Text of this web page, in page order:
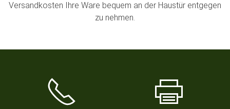
Versandkosten Ihre Ware bequem an der Haustür entgegen
zu nehmen.